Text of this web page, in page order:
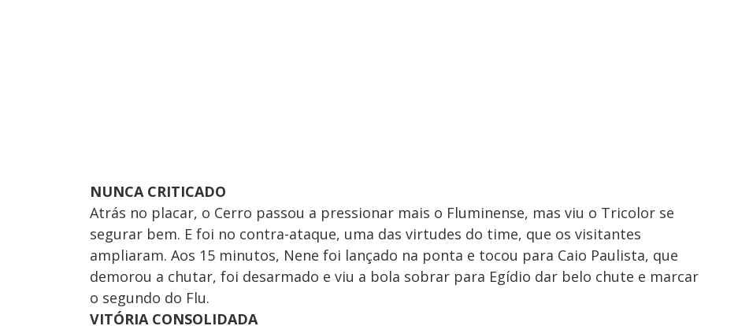
NUNCA CRITICADO
Atrás no placar, o Cerro passou a pressionar mais o Fluminense, mas viu o Tricolor se
segurar bem. E foi no contra-ataque, uma das virtudes do time, que os visitantes
ampliaram. Aos 15 minutos, Nene foi lançado na ponta e tocou para Caio Paulista, que
demorou a chutar, foi desarmado e viu a bola sobrar para Egídio dar belo chute e marcar
o segundo do Flu.
VITÓRIA CONSOLIDADA